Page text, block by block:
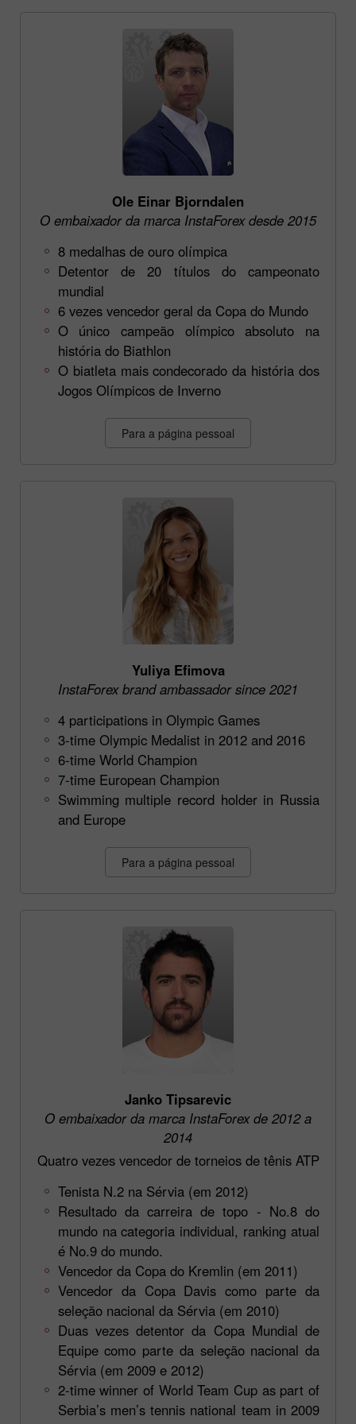
Ole Einar Bjorndalen
O embaixador da marca InstaForex desde 2015
8 medalhas de ouro olímpica
Detentor de 20 títulos do campeonato
mundial
6 vezes vencedor geral da Copa do Mundo
O único campeão olímpico absoluto na
história do Biathlon
O biatleta mais condecorado da história dos
Jogos Olímpicos de Inverno
Para a página pessoal
Yuliya Efimova
InstaForex brand ambassador since 2021
4 participations in Olympic Games
3-time Olympic Medalist in 2012 and 2016
6-time World Champion
7-time European Champion
Swimming multiple record holder in Russia
and Europe
Para a página pessoal
Janko Tipsarevic
O embaixador da marca InstaForex de 2012 a
2014
Quatro vezes vencedor de torneios de tênis ATP
Tenista N.2 na Sérvia (em 2012)
Resultado da carreira de topo - No.8 do
mundo na categoria individual, ranking atual
é No.9 do mundo.
Vencedor da Copa do Kremlin (em 2011)
Vencedor da Copa Davis como parte da
seleção nacional da Sérvia (em 2010)
Duas vezes detentor da Copa Mundial de
Equipe como parte da seleção nacional da
Sérvia (em 2009 e 2012)
2-time winner of World Team Cup as part of
Serbia’s men’s tennis national team in 2009